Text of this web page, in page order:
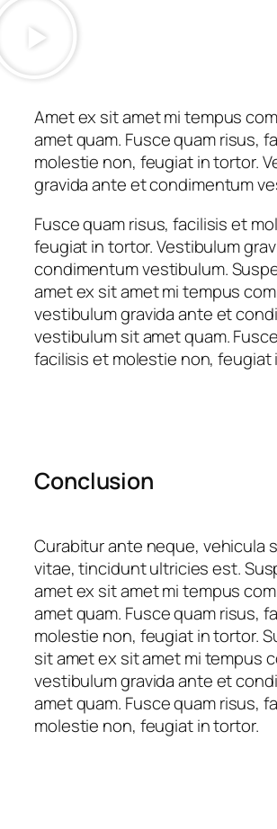
Amet ex sit amet mi tempus
amet quam. Fusce quam risus,
molestie non, feugiat in tortor.
gravida ante et condimentum
Fusce quam risus, facilisis et
feugiat in tortor. Vestibulum
condimentum vestibulum.
amet ex sit amet mi tempus
vestibulum gravida ante et
vestibulum sit amet quam.
facilisis et molestie non, feugiat
Conclusion
Curabitur ante neque, vehicula
vitae, tincidunt ultricies est.
amet ex sit amet mi tempus
amet quam. Fusce quam risus,
molestie non, feugiat in tortor.
sit amet ex sit amet mi tempus
vestibulum gravida ante et
amet quam. Fusce quam risus,
molestie non, feugiat in tortor.